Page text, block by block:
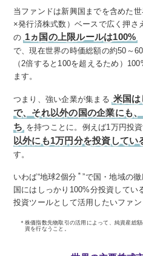
当ファンドは新興国までを含めた
×発行済株式数）ベースで広く押さ
の 1ヵ国の上限ルールは100%
で、現在世界の時価総額の約50～
（2倍すると100を超えるため）
ます。
つまり、強い企業が集まる 米国は
で、それ以外の国の企業にも
ち を持つことに。例えば1万円投資
以外にも1万円分を投資してい
す。
いわば“地球2個分 ＊”で国・地域の
国にはしっかり100%分投資して
投資ツールとして活用したいファン
＊株価指数先物取引の活用によって、純資産総
資を行なうこと。